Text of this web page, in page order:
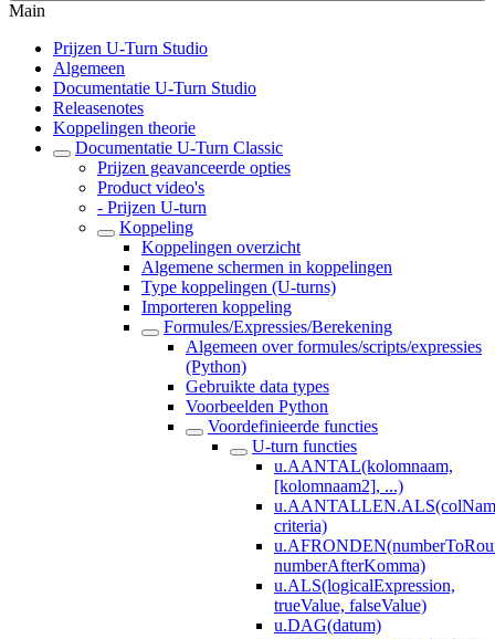
Main
Prijzen U-Turn Studio
Algemeen
Documentatie U-Turn Studio
Releasenotes
Koppelingen theorie
Documentatie U-Turn Classic
Prijzen geavanceerde opties
Product video's
- Prijzen U-turn
Koppeling
Koppelingen overzicht
Algemene schermen in koppelingen
Type koppelingen (U-turns)
Importeren koppeling
Formules/Expressies/Berekening
Algemeen over formules/scripts/expressies
(Python)
Gebruikte data types
Voorbeelden Python
Voordefinieerde functies
U-turn functies
u.AANTAL(kolomnaam,
[kolomnaam2], ...)
criteria)
numberAfterKomma)
u.ALS(logicalExpression,
trueValue, falseValue)
u.DAG(datum)